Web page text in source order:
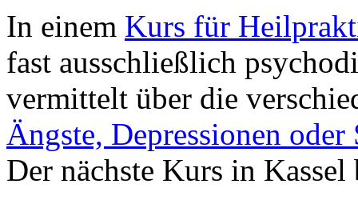
In einem Kurs für
fast ausschließlich
vermittelt über die
Ängste, Depressionen
Der nächste Kurs in